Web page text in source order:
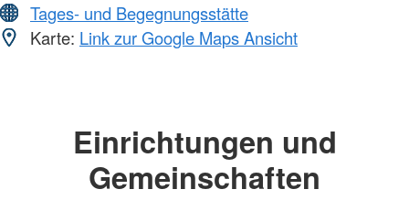
Tages- und Begegnungsstätte
Karte: Link zur Google Maps Ansicht
Einrichtungen und
Gemeinschaften